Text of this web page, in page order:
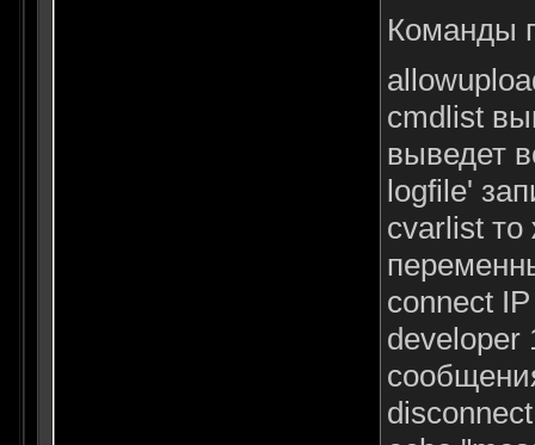
Команды
cmdlist
выведет
logfile'
cvarlist
connect IP
developer